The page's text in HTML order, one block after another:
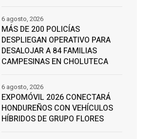
MÁS DE 200 POLICÍAS
DESPLIEGAN OPERATIVO PARA
DESALOJAR A 84 FAMILIAS
CAMPESINAS EN CHOLUTECA
6 agosto, 2026
EXPOMÓVIL 2026 CONECTARÁ
HONDUREÑOS CON VEHÍCULOS
HÍBRIDOS DE GRUPO FLORES
6 agosto, 2026